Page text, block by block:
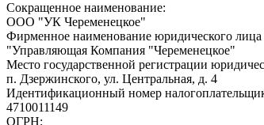
Сокращенное наименование:
ООО "УК Череменецкое"
Фирменное наименование юридического лица
"Управляющая Компания "Череменецкое"
Место государственной регистрации
п. Дзержинского, ул. Центральная, д. 4
Идентификационный номер
4710011149
ОГРН: